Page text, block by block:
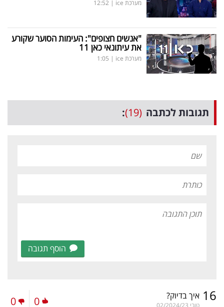
מערכת ice |
12:52
"אנשים חצופים": העימות הסוער שקורע
את עיתונאי כאן 11
מערכת ice |
1:05
תגובות לכתבה (19)
:
הוסף תגובה
16 איך בדיוק?
טובי 02/2024/23
0
0